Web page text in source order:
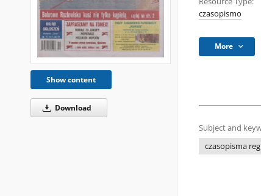
Show content
Download
czasopismo
More
Subject and
czasopisma